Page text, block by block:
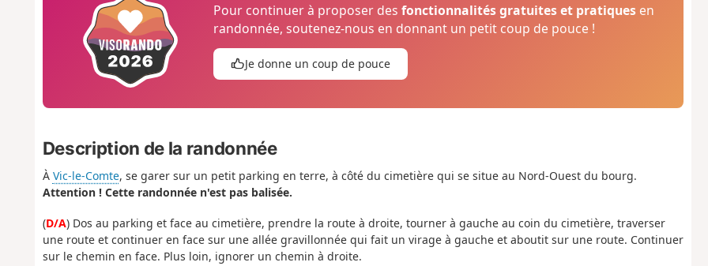
Pour continuer à proposer desfonctionnalités gratuites et pratiques en
randonnée, soutenez-nous en donnant un petit coup de pouce !
Je donne un coup de pouce
Description de la randonnée
À Vic-le-Comte, se garer sur un petit parking en terre, à côté du cimetière qui se situe au Nord-Ouest du bourg.
Attention ! Cette randonnée n'est pas balisée.
(D/A) Dos au parking et face au cimetière, prendre la route à droite, tourner à gauche au coin du cimetière, traverser
une route et continuer en face sur une allée gravillonnée qui fait un virage à gauche et aboutit sur une route. Continuer
sur le chemin en face. Plus loin, ignorer un chemin à droite.